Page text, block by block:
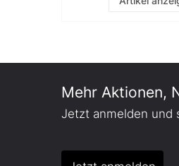
Mehr Aktionen,
Jetzt anmelden und